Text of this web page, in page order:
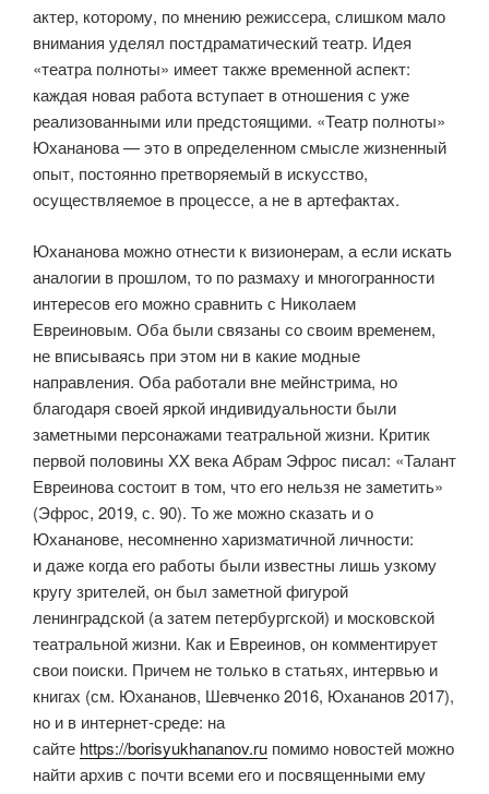
актер, которому, по мнению режиссера, слишком мало
внимания уделял постдраматический театр. Идея
«театра полноты» имеет также временной аспект:
каждая новая работа вступает в отношения с уже
реализованными или предстоящими. «Театр полноты»
Юхананова — это в определенном смысле жизненный
опыт, постоянно претворяемый в искусство,
осуществляемое в процессе, а не в артефактах.
Юхананова можно отнести к визионерам, а если искать
аналогии в прошлом, то по размаху и многогранности
интересов его можно сравнить с Николаем
Евреиновым. Оба были связаны со своим временем,
не вписываясь при этом ни в какие модные
направления. Оба работали вне мейнстрима, но
благодаря своей яркой индивидуальности были
заметными персонажами театральной жизни. Критик
первой половины XX века Абрам Эфрос писал: «Талант
Евреинова состоит в том, что его нельзя не заметить»
(Эфрос, 2019, с. 90). То же можно сказать и о
Юхананове, несомненно харизматичной личности:
и даже когда его работы были известны лишь узкому
кругу зрителей, он был заметной фигурой
ленинградской (а затем петербургской) и московской
театральной жизни. Как и Евреинов, он комментирует
свои поиски. Причем не только в статьях, интервью и
книгах (см. Юхананов, Шевченко 2016, Юхананов 2017),
но и в интернет-среде: на
сайте https://borisyukhananov.ru помимо новостей можно
найти архив с почти всеми его и посвященными ему